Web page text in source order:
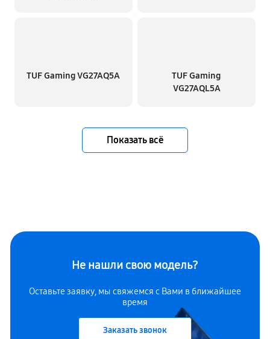
TUF Gaming VG27AQ5A
TUF Gaming
VG27AQL5A
Показать всё
Не нашли свою модель?
Оставьте заявку, мы свяжемся с Вами в ближайшее
время
Заказать звонок